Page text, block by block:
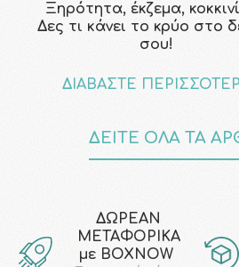
Ξηρότητα, έκζεμα,
Δες τι κάνει το κρύο στο
σου!
ΔΙΑΒΑΣΤΕ
ΔΕΙΤΕ ΟΛΑ ΤΑ
ΔΩΡΕΑΝ
ΜΕΤΑΦΟΡΙΚΑ
με ΒΟΧΝΟW